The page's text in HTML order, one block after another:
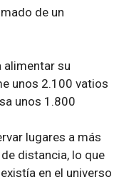
de un
alimentar su
unos 2.100 vatios
unos 1.800
lugares a más
distancia, lo que
en el universo